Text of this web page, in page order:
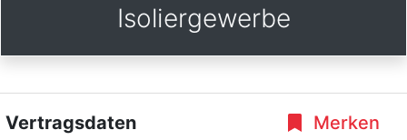
Isoliergewerbe
Merken
Vertragsdaten